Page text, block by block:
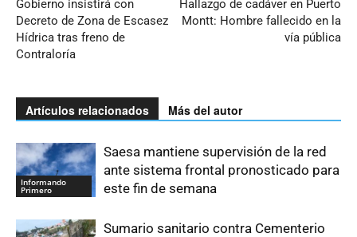
Gobierno insistirá con
Decreto de Zona de Escasez
Hídrica tras freno de
Contraloría
Hallazgo de cadáver en Puerto
Montt: Hombre fallecido en la
vía pública
Artículos relacionados Más del autor
Informando
Primero
Saesa mantiene supervisión de la red
ante sistema frontal pronosticado para
este fin de semana
Sumario sanitario contra Cementerio